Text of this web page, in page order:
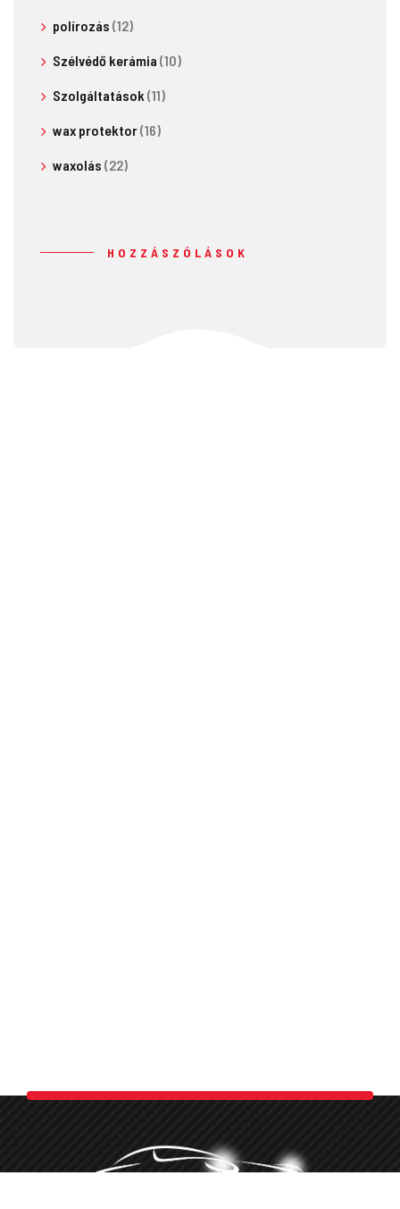
polírozás (12)
Szélvédő kerámia (10)
Szolgáltatások (11)
wax protektor(16)
waxolás (22)
HOZZÁSZÓLÁSOK